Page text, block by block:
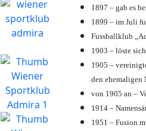
1897 – gab es
1899 – im Juli
Fussballklub
1903 – löste
1905 –
den ehemaligen
von 1905 an –
1914 –
1951 – Fusion